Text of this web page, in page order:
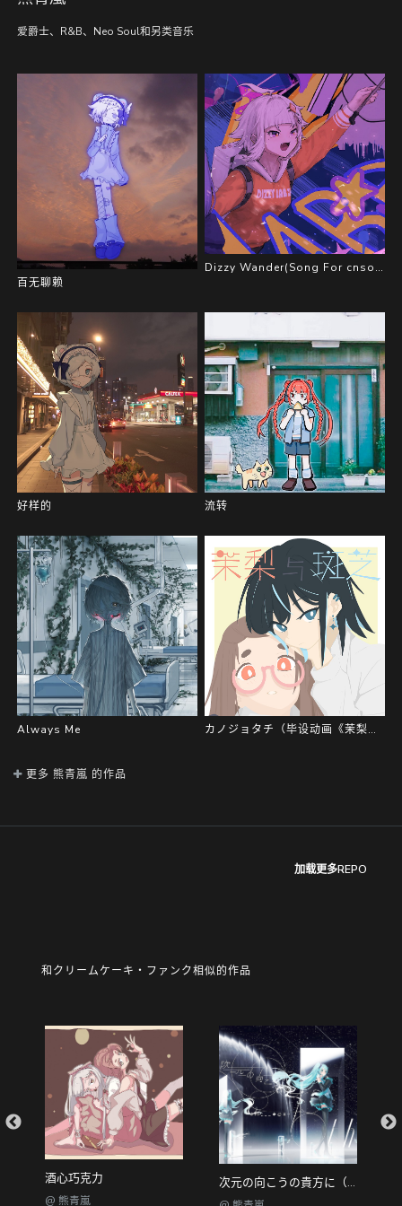
爱爵士、R&B、Neo Soul和另类音乐
百无聊赖
Dizzy Wander(Song For cnsouka)
好样的 流转
Always Me カノジョタチ（毕设动画《茉梨与斑芝》配乐）
更多 熊青嵐 的作品
加载更多REPO
和クリームケーキ・ファンク相似的作品
酒心巧克力
@ 熊青嵐
次元の向こうの貴方に（初音未来18周年纪念）